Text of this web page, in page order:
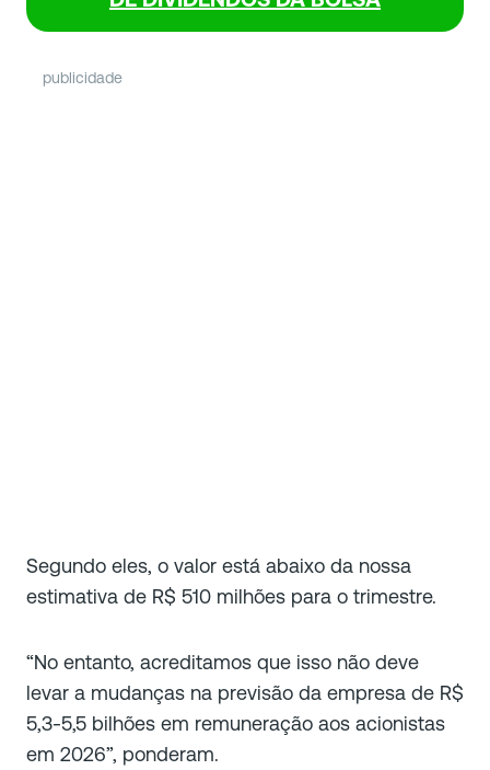
publicidade
Segundo eles, o valor está abaixo da nossa
estimativa de R$ 510 milhões para o trimestre.
“No entanto, acreditamos que isso não deve
levar a mudanças na previsão da empresa de R$
5,3-5,5 bilhões em remuneração aos acionistas
em 2026”, ponderam.